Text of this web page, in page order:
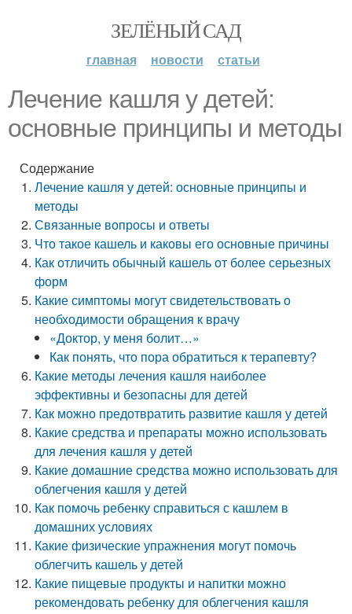
ЗЕЛЁНЫЙ САД
главная новости статьи
Лечение кашля у детей:
основные принципы и методы
Содержание
Лечение кашля у детей: основные принципы и
методы
Связанные вопросы и ответы
Что такое кашель и каковы его основные причины
Как отличить обычный кашель от более серьезных
форм
Какие симптомы могут свидетельствовать о
необходимости обращения к врачу
«Доктор, у меня болит…»
Как понять, что пора обратиться к терапевту?
Какие методы лечения кашля наиболее
эффективны и безопасны для детей
Как можно предотвратить развитие кашля у детей
Какие средства и препараты можно использовать
для лечения кашля у детей
Какие домашние средства можно использовать для
облегчения кашля у детей
Как помочь ребенку справиться с кашлем в
домашних условиях
Какие физические упражнения могут помочь
облегчить кашель у детей
Какие пищевые продукты и напитки можно
рекомендовать ребенку для облегчения кашля